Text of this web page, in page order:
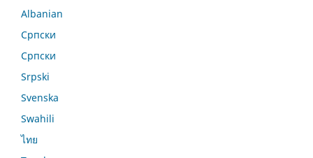
Albanian
Српски
Српски
Srpski
Svenska
Swahili
ไทย